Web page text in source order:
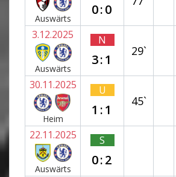
Auswärts
0:0
3.12.2025
Auswärts
N
3:1
29`
30.11.2025
Heim
U
1:1
45`
22.11.2025
Auswärts
S
0:2